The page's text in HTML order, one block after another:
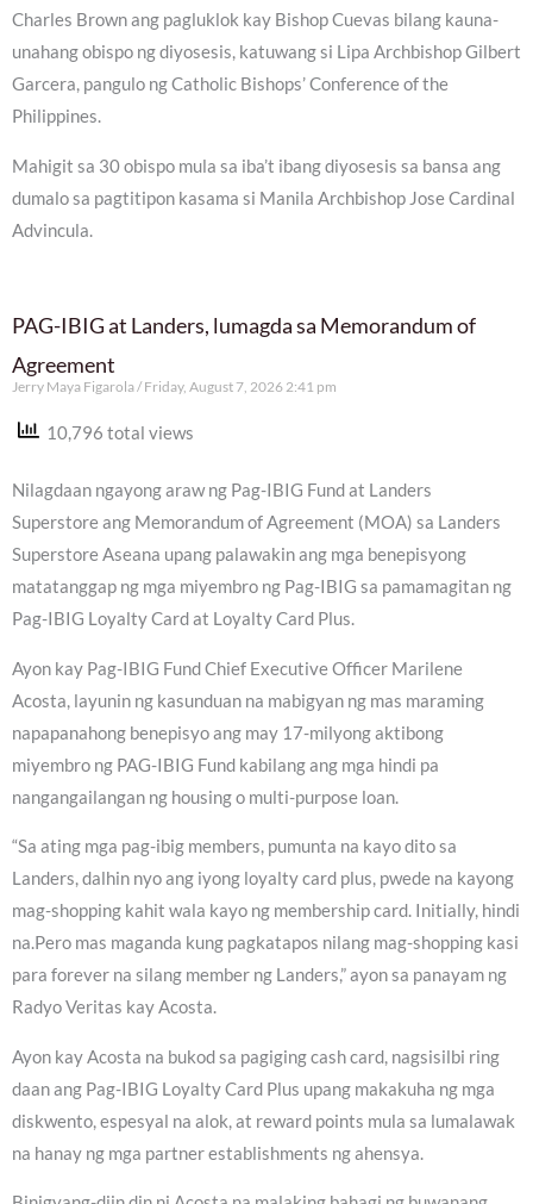
Charles Brown ang pagluklok kay Bishop Cuevas bilang kauna-
unahang obispo ng diyosesis, katuwang si Lipa Archbishop Gilbert
Garcera, pangulo ng Catholic Bishops’ Conference of the
Philippines.
Mahigit sa 30 obispo mula sa iba’t ibang diyosesis sa bansa ang
dumalo sa pagtitipon kasama si Manila Archbishop Jose Cardinal
Advincula.
PAG-IBIG at Landers, lumagda sa Memorandum of
Agreement
Jerry Maya Figarola Friday, August 7, 2026 2:41 pm
10,796 total views
Nilagdaan ngayong araw ng Pag-IBIG Fund at Landers
Superstore ang Memorandum of Agreement (MOA) sa Landers
Superstore Aseana upang palawakin ang mga benepisyong
matatanggap ng mga miyembro ng Pag-IBIG sa pamamagitan ng
Pag-IBIG Loyalty Card at Loyalty Card Plus.
Ayon kay Pag-IBIG Fund Chief Executive Officer Marilene
Acosta, layunin ng kasunduan na mabigyan ng mas maraming
napapanahong benepisyo ang may 17-milyong aktibong
miyembro ng PAG-IBIG Fund kabilang ang mga hindi pa
nangangailangan ng housing o multi-purpose loan.
“Sa ating mga pag-ibig members, pumunta na kayo dito sa
Landers, dalhin nyo ang iyong loyalty card plus, pwede na kayong
mag-shopping kahit wala kayo ng membership card. Initially, hindi
na.Pero mas maganda kung pagkatapos nilang mag-shopping kasi
para forever na silang member ng Landers,” ayon sa panayam ng
Radyo Veritas kay Acosta.
Ayon kay Acosta na bukod sa pagiging cash card, nagsisilbi ring
daan ang Pag-IBIG Loyalty Card Plus upang makakuha ng mga
diskwento, espesyal na alok, at reward points mula sa lumalawak
na hanay ng mga partner establishments ng ahensya.